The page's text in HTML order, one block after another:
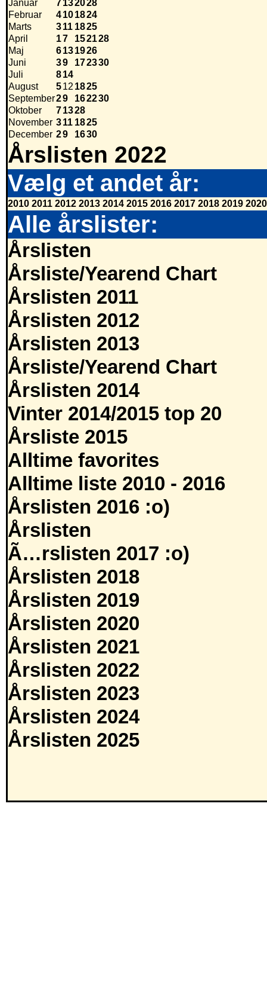
Januar 7 132028
Februar
4101824
Marts
311 1825
April
17 152128
Maj
6131926
Juni
39 172330
Juli
814
August
512 1825
September29 162230
Oktober
71328
November 311 1825
December 29 1630
Årslisten 2022
Vælg et andet år:
2010 2011 2012 2013 2014 2015 2016 2017 2018 2019 2020
Alle årslister:
Årslisten
Årsliste/Yearend Chart
Årslisten 2011
Årslisten 2012
Årslisten 2013
Årsliste/Yearend Chart
Årslisten 2014
Vinter 2014/2015 top 20
Årsliste 2015
Alltime favorites
Alltime liste 2010 - 2016
Årslisten 2016 :o)
Årslisten
Ã…rslisten 2017 :o)
Årslisten 2018
Årslisten 2019
Årslisten 2020
Årslisten 2021
Årslisten 2022
Årslisten 2023
Årslisten 2024
Årslisten 2025